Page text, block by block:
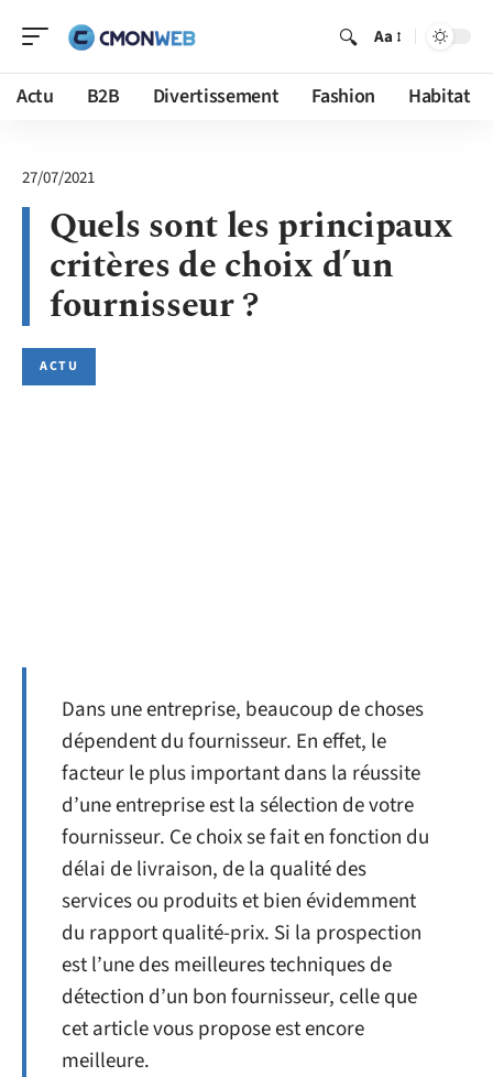
Aa
Actu B2B Divertissement Fashion Habitat
27/07/2021
Quels sont les principaux
critères de choix d’un
fournisseur ?
ACTU
Dans une entreprise, beaucoup de choses
dépendent du fournisseur. En effet, le
facteur le plus important dans la réussite
d’une entreprise est la sélection de votre
fournisseur. Ce choix se fait en fonction du
délai de livraison, de la qualité des
services ou produits et bien évidemment
du rapport qualité-prix. Si la prospection
est l’une des meilleures techniques de
détection d’un bon fournisseur, celle que
cet article vous propose est encore
meilleure.